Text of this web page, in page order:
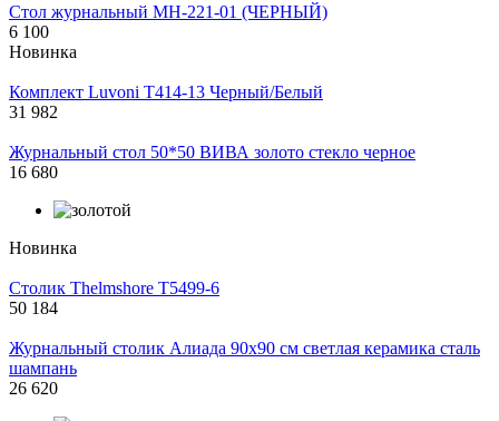
Стол журнальный МН-221-01 (ЧЕРНЫЙ)
6 100
Новинка
Комплект Luvoni T414-13 Черный/Белый
31 982
Журнальный стол 50*50 ВИВА золото стекло черное
16 680
Новинка
Столик Thelmshore T5499-6
50 184
Журнальный столик Алиада 90х90 см светлая керамика сталь
шампань
26 620